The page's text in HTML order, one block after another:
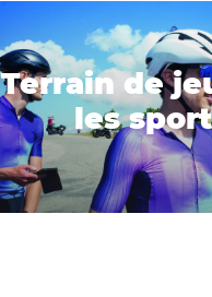
Terrain de
les